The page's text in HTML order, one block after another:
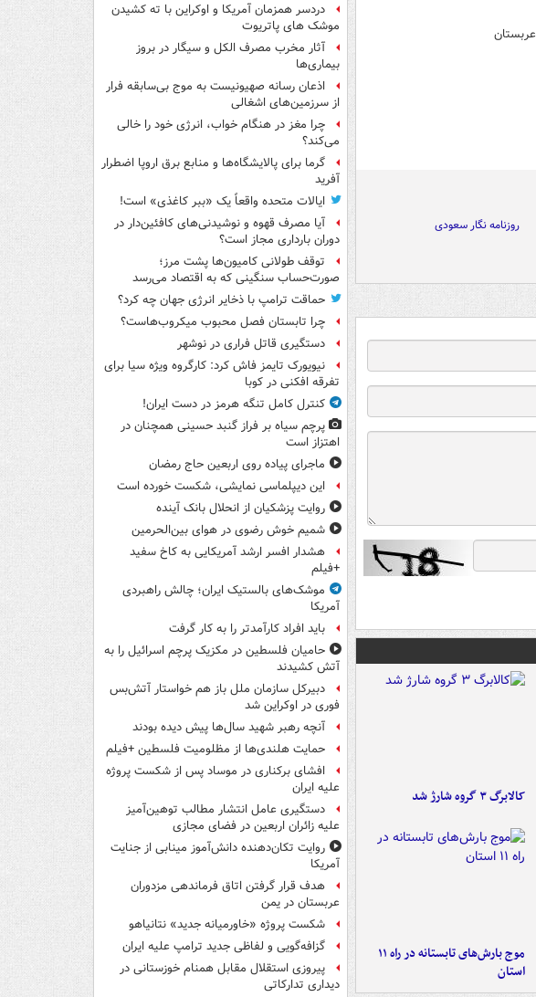
روزنامه نگار سعودی
کالابرگ ۳ گروه شارژ شد
موج بارش‌های تابستانه در راه ۱۱
استان
دردسر همزمان آمریکا و اوکراین با ته کشیدن
موشک های پاتریوت
آثار مخرب مصرف الکل و سیگار در بروز
بیماری‌ها
اذعان رسانه صهیونیست به موج بی‌سابقه فرار
از سرزمین‌های اشغالی
چرا مغز در هنگام خواب، انرژی خود را خالی
می‌کند؟
گرما برای پالایشگاه‌ها و منابع برق اروپا اضطرار
آفرید
ایالات متحده واقعاً یک «ببر کاغذی» است!
آیا مصرف قهوه و نوشیدنی‌های کافئین‌دار در
دوران بارداری مجاز است؟
توقف طولانی کامیون‌ها پشت مرز؛
صورت‌حساب سنگینی که به اقتصاد می‌رسد
حماقت ترامپ با ذخایر انرژی جهان چه کرد؟
چرا تابستان فصل محبوب میکروب‌هاست؟
دستگیری قاتل فراری در نوشهر
نیویورک تایمز فاش کرد: کارگروه ویژه سیا برای
تفرقه افکنی در کوبا
کنترل کامل تنگه هرمز در دست ایران!
پرچم سیاه بر فراز گنبد حسینی همچنان در
اهتزاز است
ماجرای پیاده روی اربعین حاج رمضان
این دیپلماسی نمایشی، شکست خورده است
روایت پزشکیان از انحلال بانک آینده
شمیم خوش رضوی در هوای بین‌الحرمین
هشدار افسر ارشد آمریکایی به کاخ سفید
+فیلم
موشک‌های بالستیک ایران؛ چالش راهبردی
آمریکا
باید افراد کارآمدتر را به کار گرفت
حامیان فلسطین در مکزیک پرچم اسرائیل را به
آتش کشیدند
دبیرکل سازمان ملل باز هم خواستار آتش‌بس
فوری در اوکراین شد
آنچه رهبر شهید سال‌ها پیش دیده بودند
حمایت هلندی‌ها از مظلومیت فلسطین +فیلم
افشای برکناری در موساد پس از شکست پروژه
علیه ایران
دستگیری عامل انتشار مطالب توهین‌آمیز
علیه زائران اربعین در فضای مجازی
روایت تکان‌دهنده دانش‌آموز مینابی از جنایت
آمریکا
هدف قرار گرفتن اتاق‌ فرماندهی مزدوران
عربستان در یمن
شکست پروژه «خاورمیانه جدید» نتانیاهو
گزافه‌گویی و لفاظی جدید ترامپ علیه ایران
پیروزی استقلال مقابل همنام خوزستانی در
دیداری تدارکاتی